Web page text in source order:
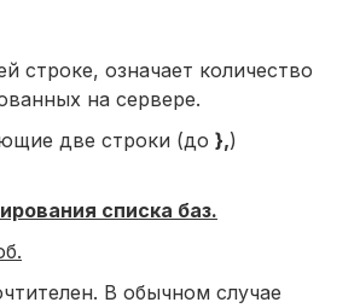
строке, означает количество
на сервере.
две строки (до },)
списка баз.
В обычном случае